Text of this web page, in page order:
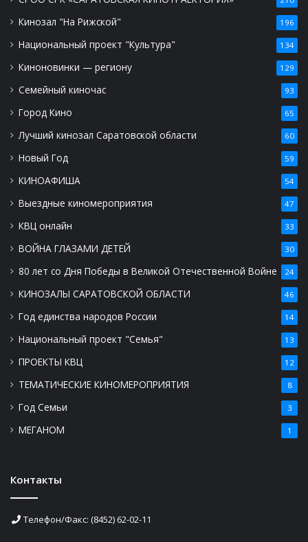
Кинозал "На Рижской" 196
Национальный проект "Культура" 134
Киноновинки — региону 129
Семейный киночас 93
Город Кино 65
Лучший кинозал Саратовской области 60
Новый Год 59
КИНОАФИША 54
Выездные киномероприятия 47
КВЦ онлайн 33
ВОЙНА ГЛАЗАМИ ДЕТЕЙ 30
80 лет со Дня Победы в Великой Отечественной Войне 24
КИНОЗАЛЫ САРАТОВСКОЙ ОБЛАСТИ 46
Год единства народов России 14
Национальный проект "Семья" 13
ПРОЕКТЫ КВЦ 12
ТЕМАТИЧЕСКИЕ КИНОМЕРОПРИЯТИЯ 8
Год Семьи 3
МЕГАНОМ 1
Контакты
Телефон/Факс: (8452) 62-02-11